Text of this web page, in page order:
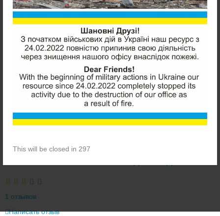
This will be closed in 296
1 отзывов
Написать отзыв